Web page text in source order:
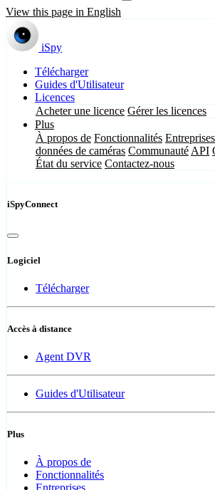
View this page in English
iSpy
Télécharger
Guides d'Utilisateur
Licences
Acheter une licence Gérer les licences
Plus
À propos de Fonctionnalités Entreprises
données de caméras Communauté API
État du service Contactez-nous
iSpyConnect
Logiciel
Télécharger
Accès à distance
Agent DVR
Guides d'Utilisateur
Plus
À propos de
Fonctionnalités